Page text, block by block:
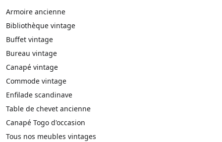
Armoire ancienne
Bibliothèque vintage
Buffet vintage
Bureau vintage
Canapé vintage
Commode vintage
Enfilade scandinave
Table de chevet ancienne
Canapé Togo d'occasion
Tous nos meubles vintages